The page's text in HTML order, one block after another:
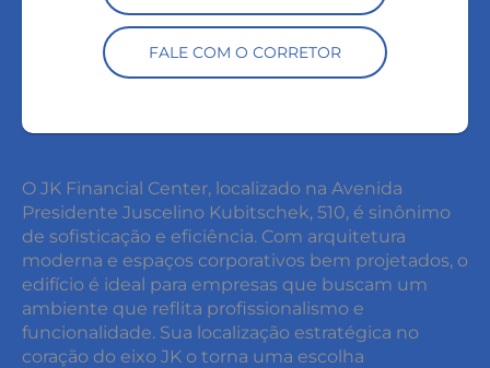
FALE COM O CORRETOR
O JK Financial Center, localizado na Avenida
Presidente Juscelino Kubitschek, 510, é sinônimo
de sofisticação e eficiência. Com arquitetura
moderna e espaços corporativos bem projetados, o
edifício é ideal para empresas que buscam um
ambiente que reflita profissionalismo e
funcionalidade. Sua localização estratégica no
coração do eixo JK o torna uma escolha